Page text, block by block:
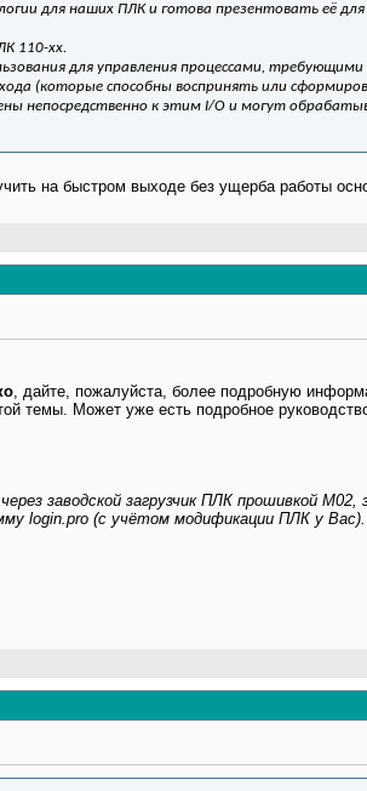
для наших ПЛК и готова презентовать её
110-хх.
для управления процессами,
(которые способны воспринять или
непосредственно к этим I/O и могут
на быстром выходе без ущерба работы
, дайте, пожалуйста, более подробную
темы. Может уже есть подробное
заводской загрузчик ПЛК прошивкой
login.pro (с учётом модификации ПЛК у Вас).